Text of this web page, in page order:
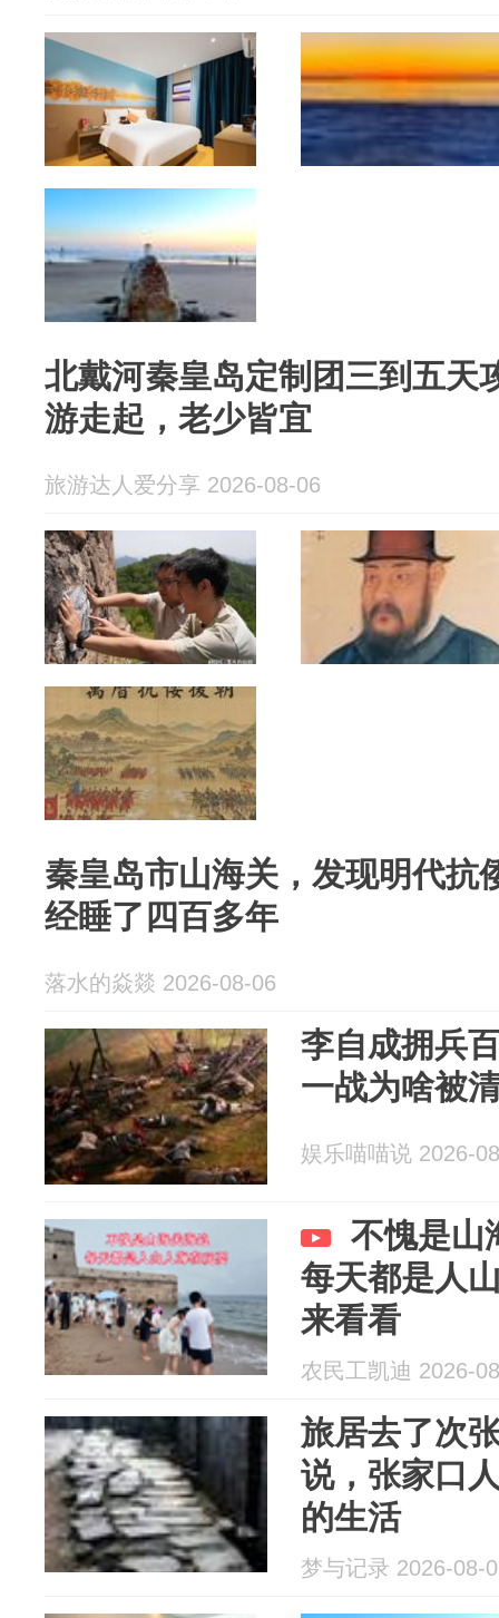
北戴河秦皇岛定制团三到五天
游走起，老少皆宜
旅游达人爱分享 2026-08-06
秦皇岛市山海关，发现明代抗
经睡了四百多年
落水的焱燚 2026-08-06
李自成拥兵
一战为啥被
娱乐喵喵说 2026-
不愧是山
每天都是人
来看看
农民工凯迪 2026-
旅居去了次
说，张家口
的生活
梦与记录 2026-08-